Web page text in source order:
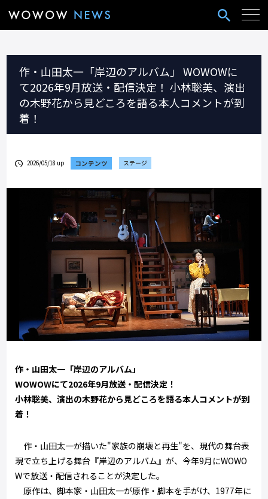
作・山田太一「岸辺のアルバム」 WOWOWに
て2026年9⽉放送‧配信決定！ 小林聡美、演出
の木野花から見どころを語る本人コメントが到
着！
2026/05/18 up コンテンツ ステージ
作・山田太一「岸辺のアルバム」
WOWOWにて2026年9⽉放送‧配信決定！
小林聡美、演出の木野花から見どころを語る本人コメントが到
着！
作・山田太一が描いた"家族の崩壊と再生"を、現代の舞台表
現で立ち上げる舞台『岸辺のアルバム』が、今年9月にWOWO
Wで放送・配信されることが決定した。
原作は、脚本家・山田太一が原作・脚本を手がけ、1977年に